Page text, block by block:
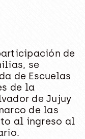
de
se
de Escuelas
de la
de Jujuy
de las
al ingreso al